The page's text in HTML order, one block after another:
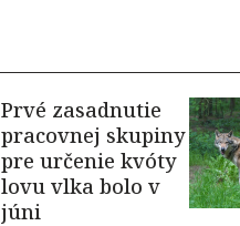
Prvé zasadnutie
pracovnej skupiny
pre určenie kvóty
lovu vlka bolo v
júni